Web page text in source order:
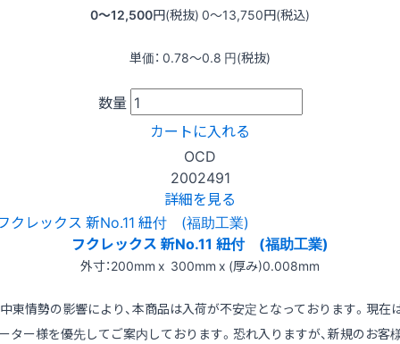
0〜12,500円(税抜) 0〜13,750円(税込)
単価： 0.78〜0.8 円(税抜)
数量
カートに入れる
OCD
2002491
詳細を見る
フクレックス 新No.11 紐付 (福助工業)
外寸：200mm x 300mm x (厚み)0.008mm
東情勢の影響により、本商品は入荷が不安定となっております。現在
ター様を優先してご案内しております。恐れ入りますが、新規のお客